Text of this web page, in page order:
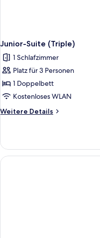
Junior-Suite (Triple)
1 Schlafzimmer
Platz für 3 Personen
1 Doppelbett
Kostenloses WLAN
Weitere Details
Weitere
Suite
(Triple)